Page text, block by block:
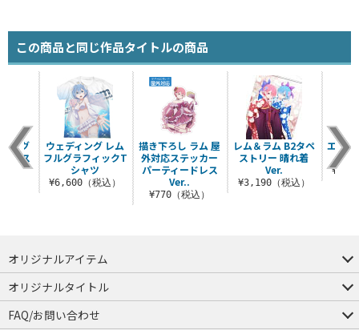
この商品と同じ作品タイトルの商品
描き下ろし ラム 屋
外対応ステッカー
パーティードレス
Ver..
¥770（税込）
レム＆ラム B2タペ
ストリー 晴れ着
Ver.
¥3,190（税込）
エミリ
タ
ング
ルス
ウェディング レム
フルグラフィックT
シャツ
¥6,600（税込）
オリジナルアイテム
つままれ
つかまれ
ピョコッテ
オリジナルタイトル
アイテムヤ
ミスカトニック大學購買部
FAQ/お問い合わせ